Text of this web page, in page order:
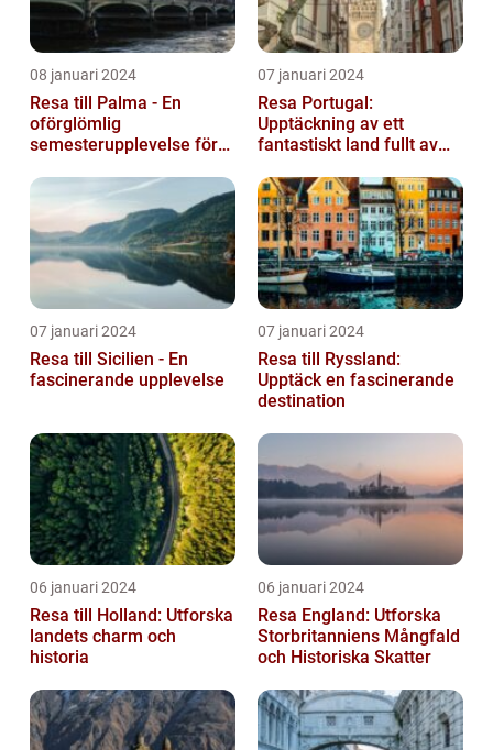
08 januari 2024
Resa till Palma - En
oförglömlig
semesterupplevelse för
07 januari 2024
Resa Portugal:
Upptäckning av ett
fantastiskt land fullt av
07 januari 2024
Resa till Sicilien - En
fascinerande upplevelse
07 januari 2024
Resa till Ryssland:
Upptäck en fascinerande
destination
06 januari 2024
Resa till Holland: Utforska
landets charm och
historia
06 januari 2024
Resa England: Utforska
Storbritanniens Mångfald
och Historiska Skatter